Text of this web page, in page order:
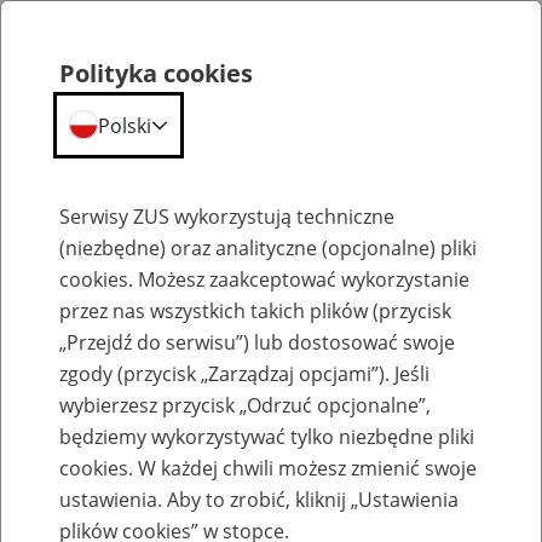
Szkolenia
Zaproś ZUS do siebie: Aktywni 50+
Polityka cookies
Polski
Serwisy ZUS wykorzystują techniczne
(niezbędne) oraz analityczne (opcjonalne) pliki
cookies. Możesz zaakceptować wykorzystanie
przez nas wszystkich takich plików (przycisk
„Przejdź do serwisu”) lub dostosować swoje
zgody (przycisk „Zarządzaj opcjami”). Jeśli
wybierzesz przycisk „Odrzuć opcjonalne”,
będziemy wykorzystywać tylko niezbędne pliki
cookies. W każdej chwili możesz zmienić swoje
ustawienia. Aby to zrobić, kliknij „Ustawienia
plików cookies” w stopce.